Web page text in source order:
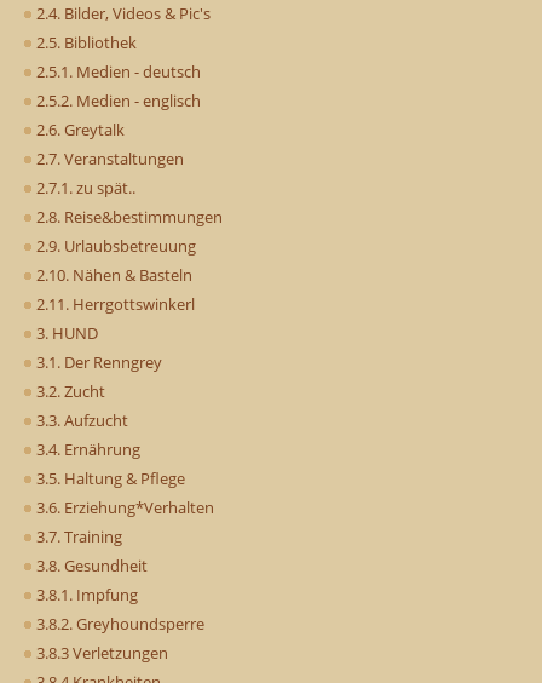
2.4. Bilder, Videos & Pic's
2.5. Bibliothek
2.5.1. Medien - deutsch
2.5.2. Medien - englisch
2.6. Greytalk
2.7. Veranstaltungen
2.7.1. zu spät..
2.8. Reise&bestimmungen
2.9. Urlaubsbetreuung
2.10. Nähen & Basteln
2.11. Herrgottswinkerl
3. HUND
3.1. Der Renngrey
3.2. Zucht
3.3. Aufzucht
3.4. Ernährung
3.5. Haltung & Pflege
3.6. Erziehung*Verhalten
3.7. Training
3.8. Gesundheit
3.8.1. Impfung
3.8.2. Greyhoundsperre
3.8.3 Verletzungen